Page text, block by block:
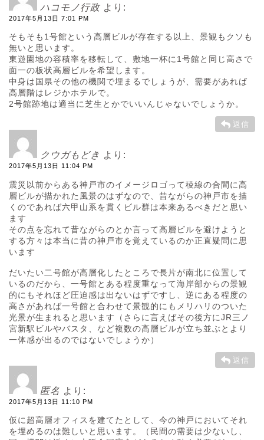
ハコモノ行政 より:
2017年5月13日 7:01 PM
そもそも1号館という高層ビルが存在する以上、景観もクソも
無いと思います。
東遊園地の容積率を移転して、敷地一杯に1号館と同じ高さで
面一の板状高層ビルを希望します。
中身は国県その他の機関で埋まるでしょうが、需要があれば
高層階はレジかホテルで。
2号館跡地は適当に芝生とかでいいんじゃないでしょうか。
返信
クウガもどき より:
2017年5月13日 11:04 PM
震災以前からある神戸市のイメージロゴって稜線の合間に高
層ビルが描かれた風景のはずなので、昔ながらの神戸市を描
くのであれば六甲山系を貫くビル群は本来あるべきだと思い
ます
その点を忘れて昔ながらのとか言って高層ビルを避けようと
する方々は本当に昔の神戸市を覚えているのか正直疑問に思
います
だいたい二号館が高層化したところで長片が南北に位置して
いるのだから、一号館とある程度重なって海岸部からの景観
的にもそれほど圧迫感は出ないはずですし、逆にある程度の
高さがあれば一号館と合わせて景観的にもメリハリのついた
光景が生まれると思います（さらに言えばその後方にJR三ノ
宮新駅ビルやバスタ、など複数の高層ビルが立ち並ぶとより
一体感が出るのではないでしょうか）
返信
匿名 より:
2017年5月13日 11:10 PM
仮に超高層オフィスを建てたとして、今の神戸においてそれ
を埋めるのは難しいと思います。（民間の需要は少ないし、